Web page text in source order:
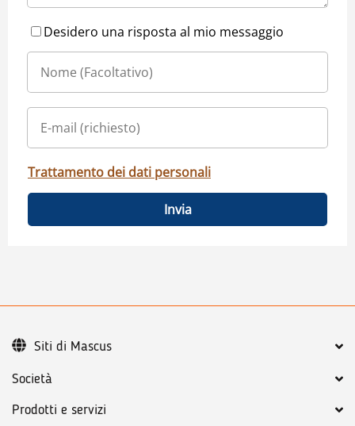
Desidero una risposta al mio messaggio
Trattamento dei dati personali
Invia
Società
Prodotti e servizi
Siti di Mascus